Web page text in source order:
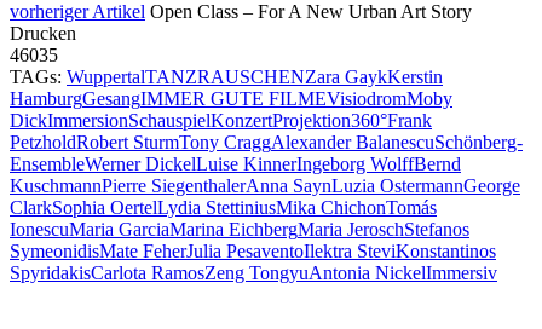
vorheriger Artikel Open Class – For A New Urban Art Story
Drucken
46035
TAGs: WuppertalTANZRAUSCHENZara GaykKerstin
HamburgGesangIMMER GUTE FILMEVisiodromMoby
DickImmersionSchauspielKonzertProjektion360°Frank
PetzholdRobert SturmTony CraggAlexander BalanescuSchönberg-
EnsembleWerner DickelLuise KinnerIngeborg WolffBernd
KuschmannPierre SiegenthalerAnna SaynLuzia OstermannGeorge
ClarkSophia OertelLydia StettiniusMika ChichonTomás
IonescuMaria GarciaMarina EichbergMaria JeroschStefanos
SymeonidisMate FeherJulia PesaventoIlektra SteviKonstantinos
SpyridakisCarlota RamosZeng TongyuAntonia NickelImmersiv